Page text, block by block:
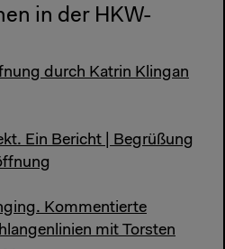
in der HKW-
durch Katrin Klingan
Ein Bericht | Begrüßung
Kommentierte
mit Torsten